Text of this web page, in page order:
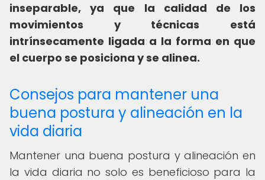
inseparable, ya que la calidad de los
movimientos y técnicas está
intrínsecamente ligada a la forma en que
el cuerpo se posiciona y se alinea.
Consejos para mantener una
buena postura y alineación en la
vida diaria
Mantener una buena postura y alineación en
la vida diaria no solo es beneficioso para la